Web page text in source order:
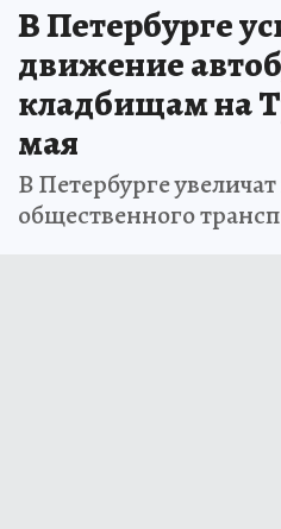
В Петербурге
движение
кладбищам на
мая
В Петербурге
общественного